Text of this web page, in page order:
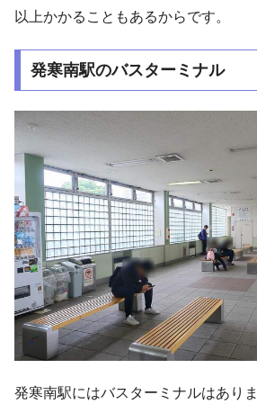
以上かかることもあるからです。
発寒南駅のバスターミナル
発寒南駅にはバスターミナルはあり